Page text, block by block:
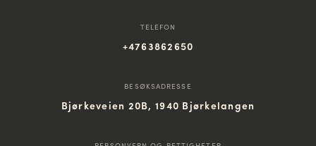
TELEFON
+4763862650
BESØKSADRESSE
Bjørkeveien 20B, 1940 Bjørkelangen